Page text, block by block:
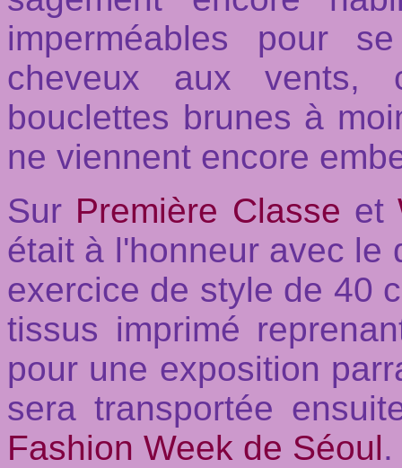
imperméables pour
cheveux aux vents,
bouclettes brunes à
ne viennent encore
Sur Première Classe et
était à l'honneur avec le
exercice de style de 40
tissus imprimé
pour une exposition
sera transportée
Fashion Week de Séoul.